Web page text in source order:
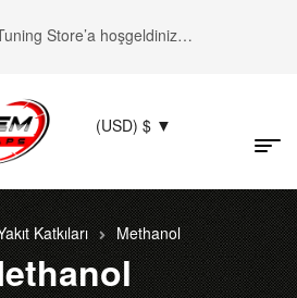
Store’a hoşgeldiniz…
(USD) $
Katkıları Methanol